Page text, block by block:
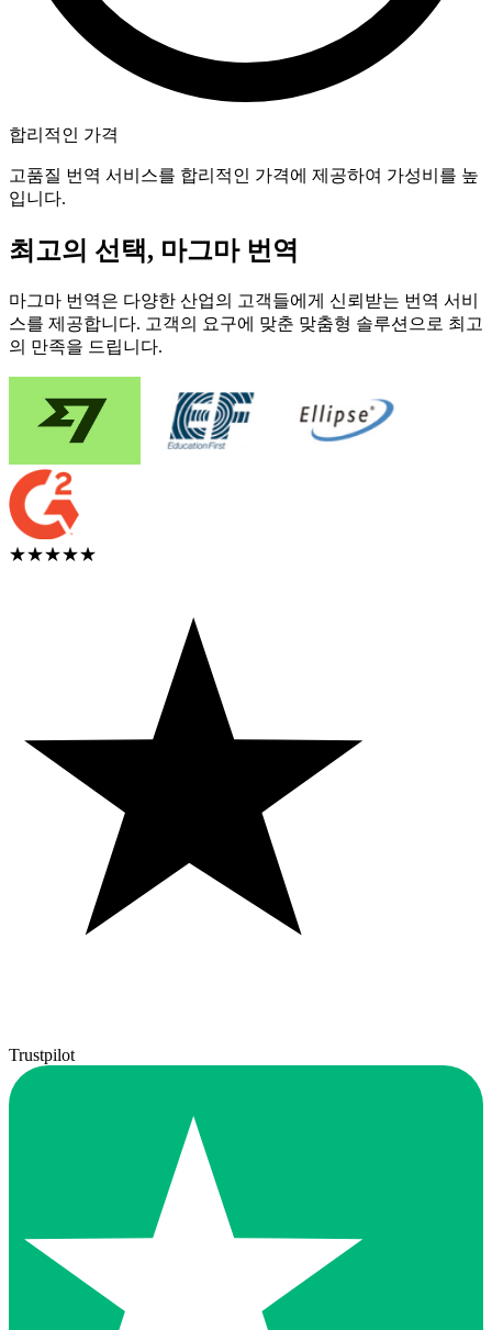
합리적인 가격
고품질 번역 서비스를 합리적인 가격에 제공하여 가성비를 높
입니다.
최고의 선택, 마그마 번역
마그마 번역은 다양한 산업의 고객들에게 신뢰받는 번역 서비
스를 제공합니다. 고객의 요구에 맞춘 맞춤형 솔루션으로 최고
의 만족을 드립니다.
★★★★★
Trustpilot